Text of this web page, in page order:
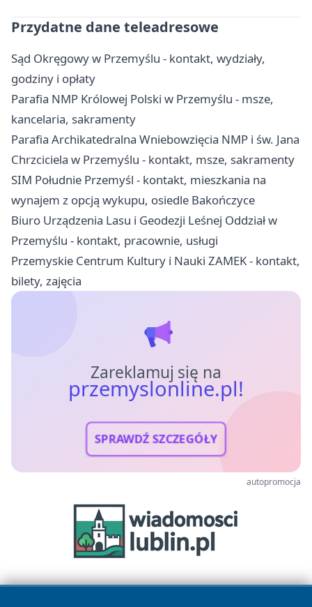
Przydatne dane teleadresowe
Sąd Okręgowy w Przemyślu - kontakt, wydziały,
godziny i opłaty
Parafia NMP Królowej Polski w Przemyślu - msze,
kancelaria, sakramenty
Parafia Archikatedralna Wniebowzięcia NMP i św. Jana
Chrzciciela w Przemyślu - kontakt, msze, sakramenty
SIM Południe Przemyśl - kontakt, mieszkania na
wynajem z opcją wykupu, osiedle Bakończyce
Biuro Urządzenia Lasu i Geodezji Leśnej Oddział w
Przemyślu - kontakt, pracownie, usługi
Przemyskie Centrum Kultury i Nauki ZAMEK - kontakt,
bilety, zajęcia
Zareklamuj się na
przemyslonline.pl!
SPRAWDŹ SZCZEGÓŁY
autopromocja